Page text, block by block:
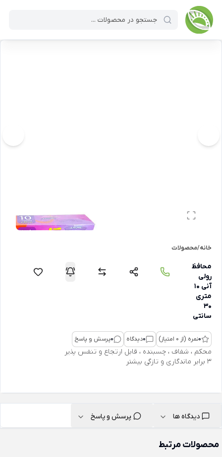
خانه/محصولات
محافظ
رولی
آنی 10
متری
30
سانتی
0نمره (از 0 امتیاز) 0دیدگاه 0پرسش و پاسخ
محکم ، شفاف ، چسبنده ، قابل ارتجاع و تنفس پذیر
3 برابر ماندگاری و تازگی بیشتر
دیدگاه ها پرسش و پاسخ
محصولات مرتبط